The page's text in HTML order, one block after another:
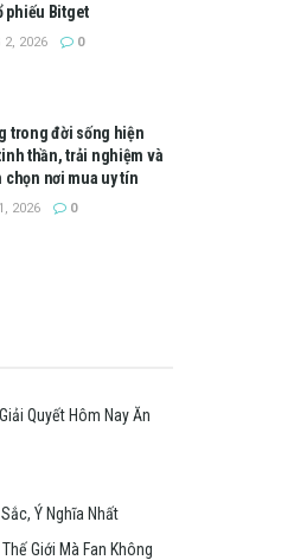
phiếu Bitget
2, 2026 0
trong đời sống hiện
thần, trải nghiệm và
chọn nơi mua uy tín
2026 0
Quyết Hôm Nay Ăn
Ý Nghĩa Nhất
Giới Mà Fan Không